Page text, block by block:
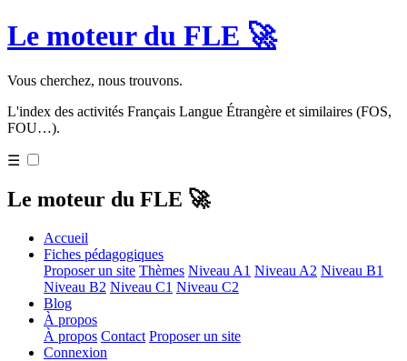
Le moteur du FLE 🚀
Vous cherchez, nous trouvons.
L'index des activités Français Langue Étrangère et similaires (FOS,
FOU…).
☰
Le moteur du FLE 🚀
Accueil
Fiches pédagogiques
Proposer un site Thèmes Niveau A1 Niveau A2 Niveau B1
Niveau B2 Niveau C1 Niveau C2
Blog
À propos
À propos Contact Proposer un site
Connexion